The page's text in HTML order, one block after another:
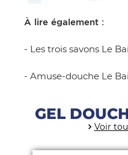
À lire également :
- Les trois savons Le
- Amuse-douche Le
GEL
Voir